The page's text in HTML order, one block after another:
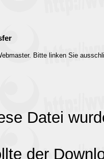
Bitte linken Sie
Datei
der